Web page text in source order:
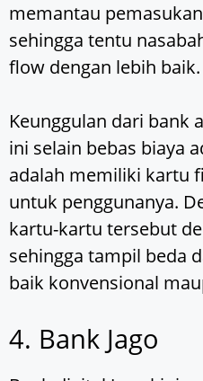
memantau
sehingga tentu
flow dengan lebih baik.
Keunggulan dari bank
ini selain bebas biaya
adalah memiliki kartu
untuk penggunanya.
kartu-kartu tersebut
sehingga tampil beda
baik konvensional
4. Bank Jago